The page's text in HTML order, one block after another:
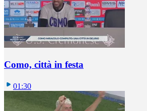
Como, città in festa
01:30